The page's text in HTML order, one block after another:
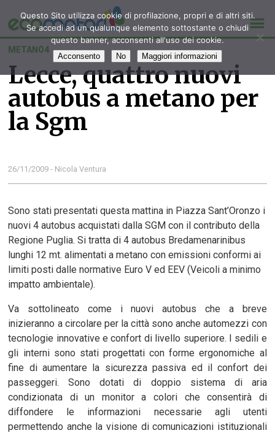
METANO4
Lecce, quattro nuovi
autobus a metano per
la Sgm
26/11/2009 - Nicola Ventura
Sono stati presentati questa mattina in Piazza Sant’Oronzo i
nuovi 4 autobus acquistati dalla SGM con il contributo della
Regione Puglia. Si tratta di 4 autobus Bredamenarinibus
lunghi 12 mt. alimentati a metano con emissioni conformi ai
limiti posti dalle normative Euro V ed EEV (Veicoli a minimo
impatto ambientale).
Va sottolineato come i nuovi autobus che a breve
inizieranno a circolare per la città sono anche automezzi con
tecnologie innovative e confort di livello superiore. I sedili e
gli interni sono stati progettati con forme ergonomiche al
fine di aumentare la sicurezza passiva ed il confort dei
passeggeri. Sono dotati di doppio sistema di aria
condizionata di un monitor a colori che consentirà di
diffondere le informazioni necessarie agli utenti
permettendo anche la visione di comunicazioni istituzionali
Questo Sito utilizza cookie di profilazione, propri e di altri siti.
Se accedi ad un qualunque elemento sottostante o chiudi
questo banner, acconsenti all'uso dei cookie.
Acconsento No Maggiori informazioni